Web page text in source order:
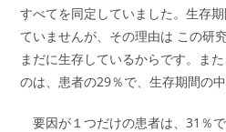
すべてを同定していました。生存
ていませんが、その理由は この研
まだに生存しているからです。ま
のは、患者の29％で、生存期間の
要因が１つだけの患者は、31％